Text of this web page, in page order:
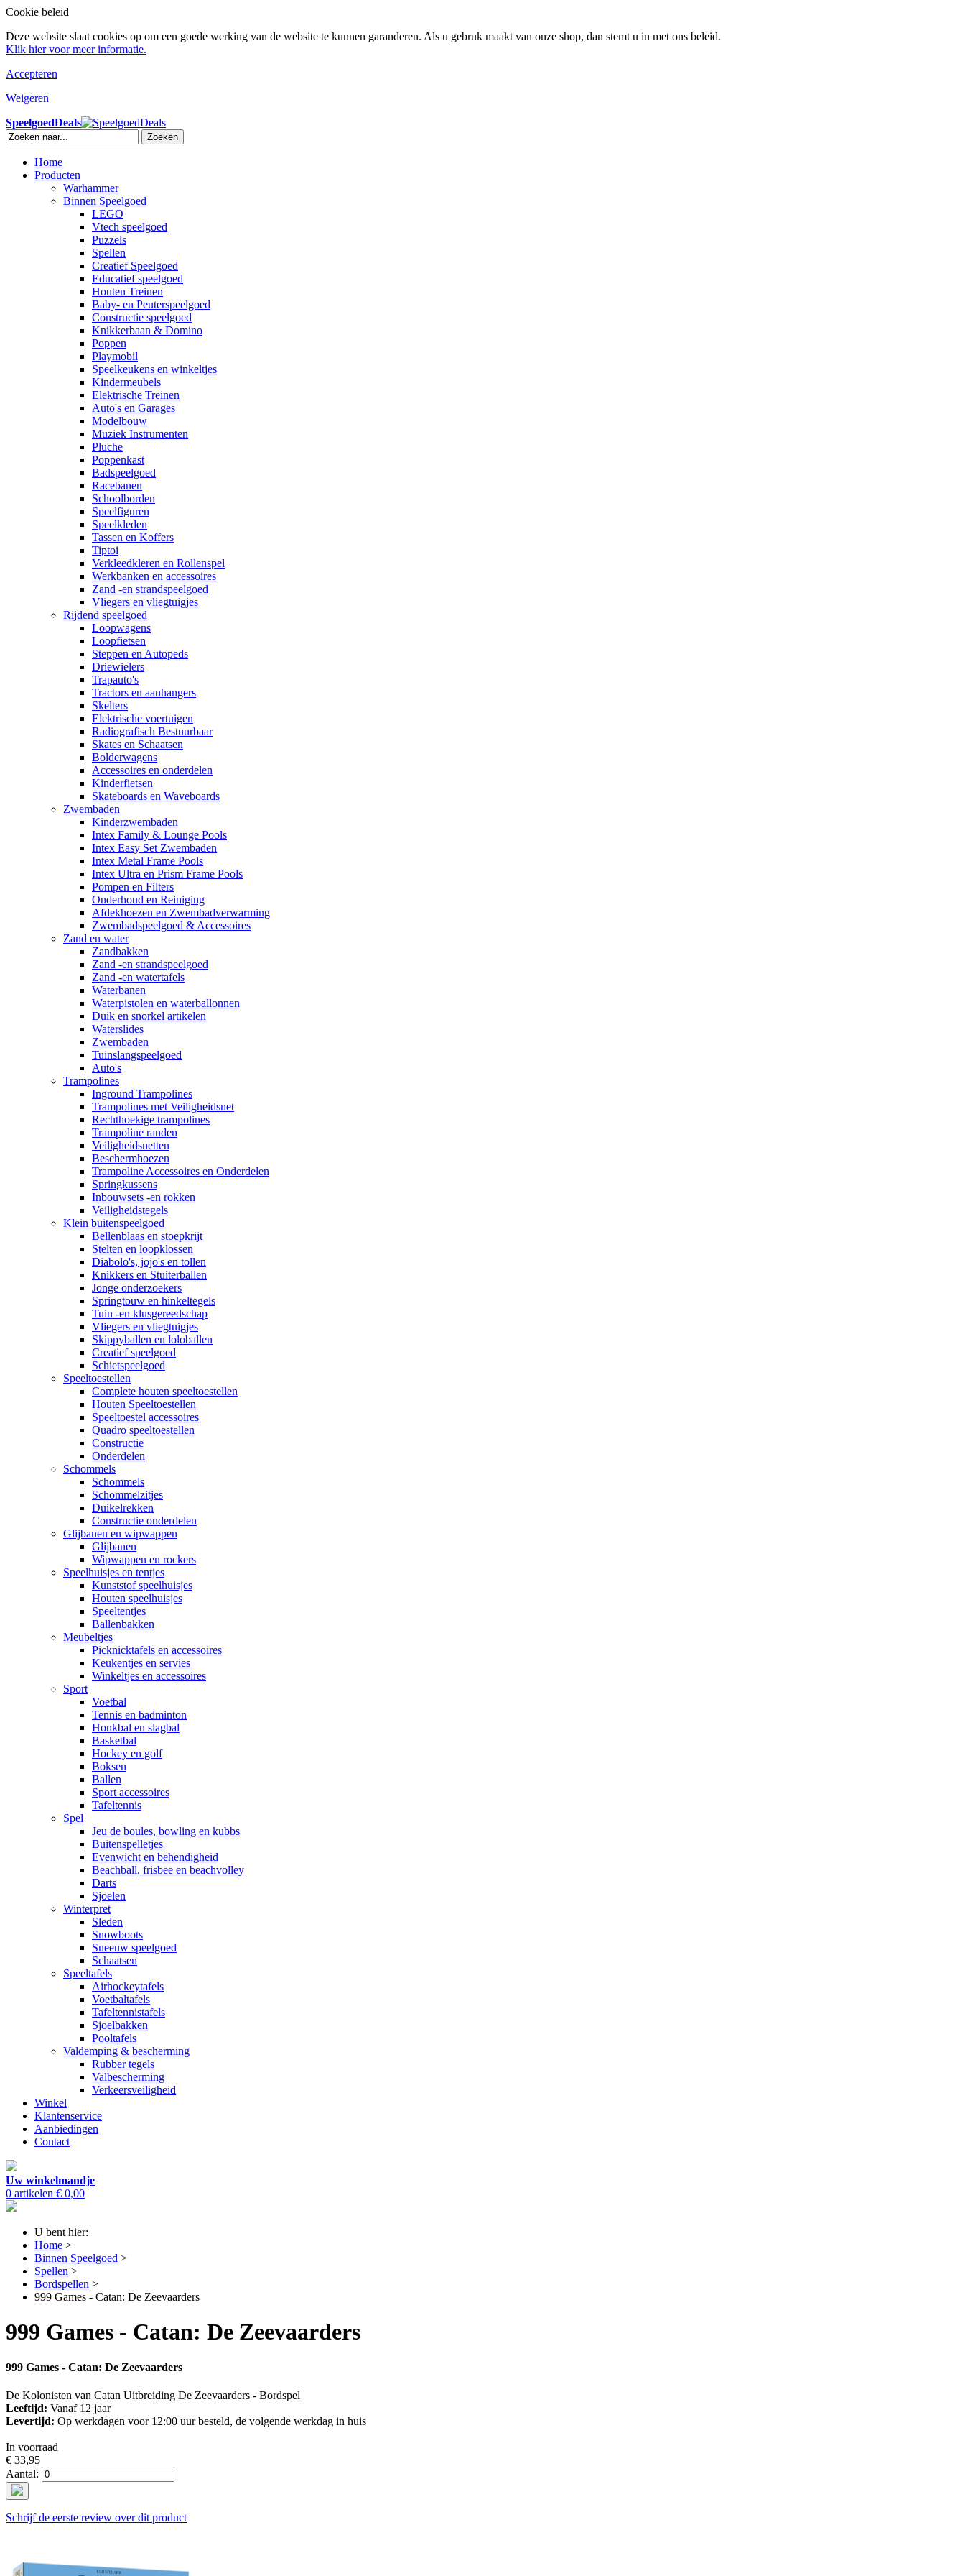
Cookie beleid
Deze website slaat cookies op om een goede werking van de website te kunnen garanderen. Als u gebruk maakt van onze shop, dan stemt u in met ons beleid.
Klik hier voor meer informatie.
Accepteren
Weigeren
SpeelgoedDeals
Zoeken
Home
Producten
Warhammer
Binnen Speelgoed
LEGO
Vtech speelgoed
Puzzels
Spellen
Creatief Speelgoed
Educatief speelgoed
Houten Treinen
Baby- en Peuterspeelgoed
Constructie speelgoed
Knikkerbaan & Domino
Poppen
Playmobil
Speelkeukens en winkeltjes
Kindermeubels
Elektrische Treinen
Auto's en Garages
Modelbouw
Muziek Instrumenten
Pluche
Poppenkast
Badspeelgoed
Racebanen
Schoolborden
Speelfiguren
Speelkleden
Tassen en Koffers
Tiptoi
Verkleedkleren en Rollenspel
Werkbanken en accessoires
Zand -en strandspeelgoed
Vliegers en vliegtuigjes
Rijdend speelgoed
Loopwagens
Loopfietsen
Steppen en Autopeds
Driewielers
Trapauto's
Tractors en aanhangers
Skelters
Elektrische voertuigen
Radiografisch Bestuurbaar
Skates en Schaatsen
Bolderwagens
Accessoires en onderdelen
Kinderfietsen
Skateboards en Waveboards
Zwembaden
Kinderzwembaden
Intex Family & Lounge Pools
Intex Easy Set Zwembaden
Intex Metal Frame Pools
Intex Ultra en Prism Frame Pools
Pompen en Filters
Onderhoud en Reiniging
Afdekhoezen en Zwembadverwarming
Zwembadspeelgoed & Accessoires
Zand en water
Zandbakken
Zand -en strandspeelgoed
Zand -en watertafels
Waterbanen
Waterpistolen en waterballonnen
Duik en snorkel artikelen
Waterslides
Zwembaden
Tuinslangspeelgoed
Auto's
Trampolines
Inground Trampolines
Trampolines met Veiligheidsnet
Rechthoekige trampolines
Trampoline randen
Veiligheidsnetten
Beschermhoezen
Trampoline Accessoires en Onderdelen
Springkussens
Inbouwsets -en rokken
Veiligheidstegels
Klein buitenspeelgoed
Bellenblaas en stoepkrijt
Stelten en loopklossen
Diabolo's, jojo's en tollen
Knikkers en Stuiterballen
Jonge onderzoekers
Springtouw en hinkeltegels
Tuin -en klusgereedschap
Vliegers en vliegtuigjes
Skippyballen en loloballen
Creatief speelgoed
Schietspeelgoed
Speeltoestellen
Complete houten speeltoestellen
Houten Speeltoestellen
Speeltoestel accessoires
Quadro speeltoestellen
Constructie
Onderdelen
Schommels
Schommels
Schommelzitjes
Duikelrekken
Constructie onderdelen
Glijbanen en wipwappen
Glijbanen
Wipwappen en rockers
Speelhuisjes en tentjes
Kunststof speelhuisjes
Houten speelhuisjes
Speeltentjes
Ballenbakken
Meubeltjes
Picknicktafels en accessoires
Keukentjes en servies
Winkeltjes en accessoires
Sport
Voetbal
Tennis en badminton
Honkbal en slagbal
Basketbal
Hockey en golf
Boksen
Ballen
Sport accessoires
Tafeltennis
Spel
Jeu de boules, bowling en kubbs
Buitenspelletjes
Evenwicht en behendigheid
Beachball, frisbee en beachvolley
Darts
Sjoelen
Winterpret
Sleden
Snowboots
Sneeuw speelgoed
Schaatsen
Speeltafels
Airhockeytafels
Voetbaltafels
Tafeltennistafels
Sjoelbakken
Pooltafels
Valdemping & bescherming
Rubber tegels
Valbescherming
Verkeersveiligheid
Winkel
Klantenservice
Aanbiedingen
Contact
Uw winkelmandje
0 artikelen € 0,00
U bent hier:
Home >
Binnen Speelgoed >
Spellen >
Bordspellen >
999 Games - Catan: De Zeevaarders
999 Games - Catan: De Zeevaarders
999 Games - Catan: De Zeevaarders
De Kolonisten van Catan Uitbreiding De Zeevaarders - Bordspel
Leeftijd: Vanaf 12 jaar
Levertijd: Op werkdagen voor 12:00 uur besteld, de volgende werkdag in huis
In voorraad
€ 33,95
Aantal:
Schrijf de eerste review over dit product